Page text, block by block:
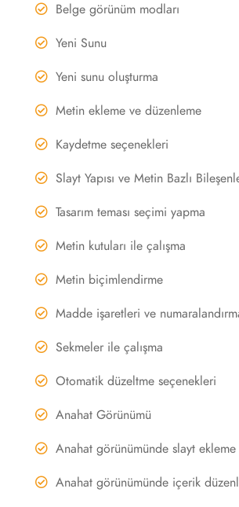
Belge görünüm modları
Yeni Sunu
Yeni sunu oluşturma
Metin ekleme ve düzenleme
Kaydetme seçenekleri
Slayt Yapısı ve Metin Bazlı
Tasarım teması seçimi yapma
Metin kutuları ile çalışma
Metin biçimlendirme
Madde işaretleri ve
Sekmeler ile çalışma
Otomatik düzeltme seçenekleri
Anahat Görünümü
Anahat görünümünde slayt ekleme
Anahat görünümünde içerik